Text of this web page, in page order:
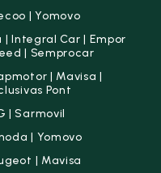
| Yomovo
| Integral Car | Empor
| Semprocar
| Mavisa |
Pont
| Sarmovil
| Yomovo
| Mavisa